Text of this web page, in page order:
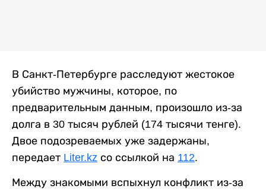
В Санкт-Петербурге расследуют жестокое
убийство мужчины, которое, по
предварительным данным, произошло из-за
долга в 30 тысяч рублей (174 тысячи тенге).
Двое подозреваемых уже задержаны,
передает Liter.kz со ссылкой на 112.
Между знакомыми вспыхнул конфликт из-за